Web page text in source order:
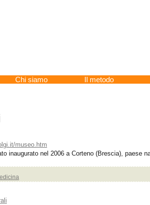
Chi siamo Il metodo
museo.htm
inaugurato nel 2006 a Corteno (Brescia), paese